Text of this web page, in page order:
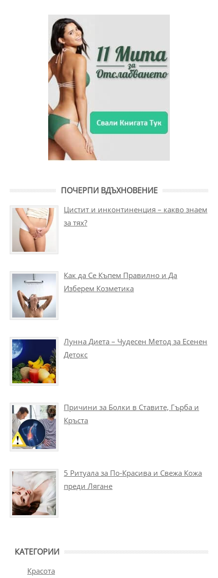
ПОЧЕРПИ ВДЪХНОВЕНИЕ
Цистит и инконтиненция – какво знаем
за тях?
Как да Се Къпем Правилно и Да
Изберем Козметика
Лунна Диета – Чудесен Метод за Есенен
Детокс
Причини за Болки в Ставите, Гърба и
Кръста
5 Ритуала за По-Красива и Свежа Кожа
преди Лягане
КАТЕГОРИИ
Красота